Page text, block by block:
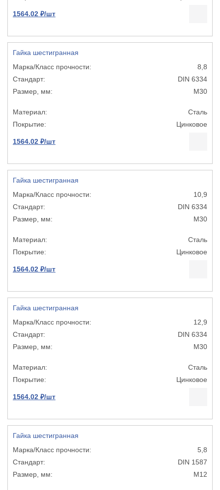
1564.02 ₽/шт
Гайка шестигранная
8,8
DIN 6334
М30
Сталь
Цинковое
1564.02 ₽/шт
Гайка шестигранная
10,9
DIN 6334
М30
Сталь
Цинковое
1564.02 ₽/шт
Гайка шестигранная
12,9
DIN 6334
М30
Сталь
Цинковое
1564.02 ₽/шт
Гайка шестигранная
5,8
DIN 1587
М12